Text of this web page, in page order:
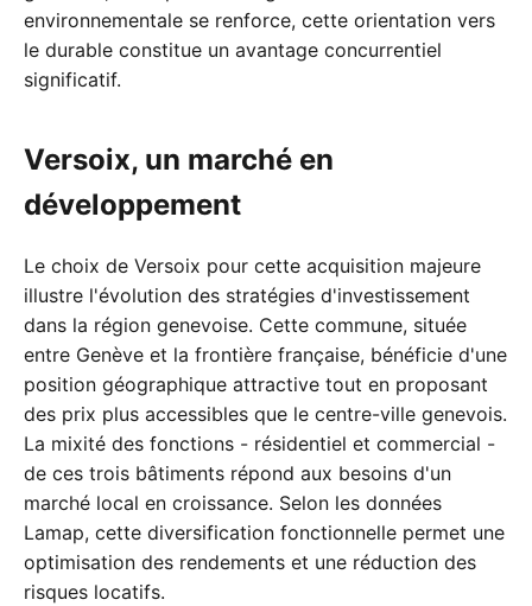
environnementale se renforce, cette orientation vers
le durable constitue un avantage concurrentiel
significatif.
Versoix, un marché en
développement
Le choix de Versoix pour cette acquisition majeure
illustre l'évolution des stratégies d'investissement
dans la région genevoise. Cette commune, située
entre Genève et la frontière française, bénéficie d'une
position géographique attractive tout en proposant
des prix plus accessibles que le centre-ville genevois.
La mixité des fonctions - résidentiel et commercial -
de ces trois bâtiments répond aux besoins d'un
marché local en croissance. Selon les données
Lamap, cette diversification fonctionnelle permet une
optimisation des rendements et une réduction des
risques locatifs.